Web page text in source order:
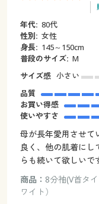
年代: 80代
性別: 女性
身長: 145～150cm
普段のサイズ: M
サイズ感 小さい
品質
お買い得感
使いやすさ
母が長年愛用させて
良く、他の肌着に
らも続いて欲しいで
商品： 8分袖(V首タ
ワイト）